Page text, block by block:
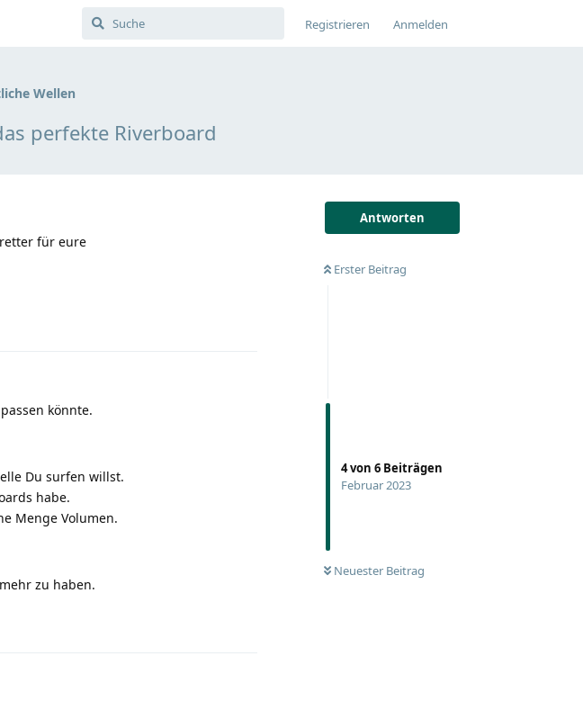
Registrieren Anmelden
Wellen
perfekte Riverboard
Antworten
Erster Beitrag
4von 6 Beiträgen
Februar 2023
Neuester Beitrag
für eure
könnte.
Du surfen willst.
habe.
Menge Volumen.
zu haben.